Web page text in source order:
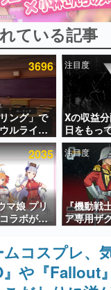
ップ
れている記事ランキング
集一覧
入り記事
散数が数千以上！ ページビ
くの人々に読まれた、電フ
とめました。
ムの企画書
ームクリエイターの方々に
、ヒットする企画（ゲーム
。
ている記事
3696
ング」で
ルライク
んはソウ
返事に失
」
注目度
Xの収益
日をもっ
化制度「
Rewards
2035
マ娘 プリ
ラボが決
の8.5周年
表
注目度
『機動戦
ア専用ザ
散水ホー
本体には
ークやジ
ム、型式
ムコスプレ、
や『Fallout